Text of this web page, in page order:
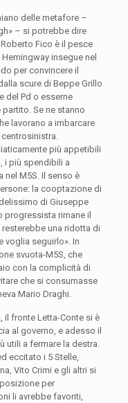
delle metafore –
– si potrebbe dire
Fico è il pesce
insegue nel
per convincere il
scure di Beppe Grillo
del Pd o esserne
Se ne stanno
lavorano a imbarcare
più appetibili
i più spendibili a
nel M5S. Il senso è
la cooptazione di
di Giuseppe
progressista rimane il
una ridotta di
voglia seguirlo». In
svuota-M5S, che
con la complicità di
che si consumasse
Mario Draghi.
il fronte Letta-Conte si è
al governo, e adesso il
utili a fermare la destra.
eccitato i 5 Stelle,
Vito Crimi e gli altri si
per
li avrebbe favoriti,